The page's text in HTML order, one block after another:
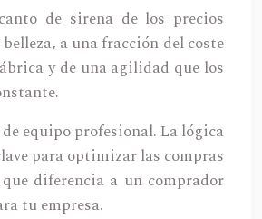
de sirena de los precios
a una fracción del coste
y de una agilidad que los
equipo profesional. La lógica
para optimizar las compras
diferencia a un comprador
tu empresa.